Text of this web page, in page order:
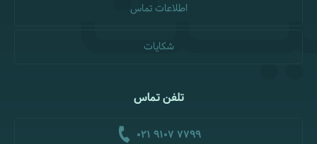
اطلاعات تماس
شکایات
تلفن تماس
021 9107 7799